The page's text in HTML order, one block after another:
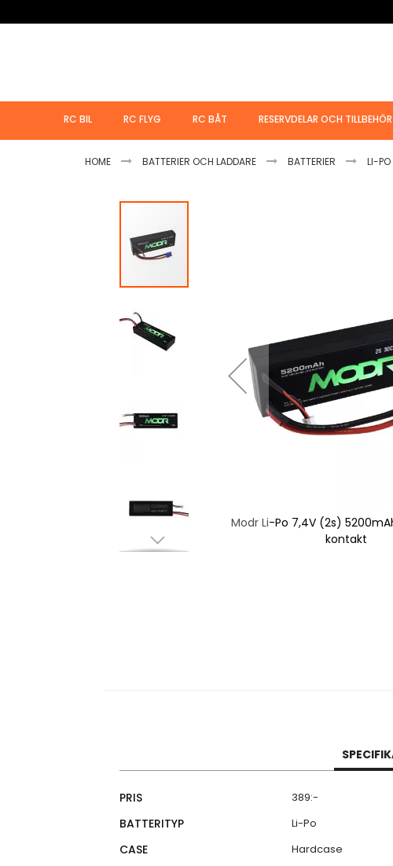
RC BIL RC FLYG RC BÅT RESERVDELAR OCH TILLBEHÖR
HOME BATTERIER OCH LADDARE BATTERIER LI-PO
Hoppa
slutet
av
bildgalleriet
Modr Li-Po 7,4V (2s)
kontakt
Specifikationer
PRIS 389:-
BATTERITYP Li-Po
CASE Hardcase